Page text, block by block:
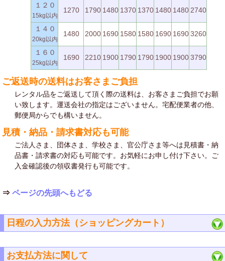
１２０
15kg以内
1270 1790 1480 1370 1370 1480 1480 2740
１４０
20kg以内
1480 2000 1690 1580 1580 1690 16903260
１６０
25kg以内
1690 2210 1900 1790 1790 1900 19003790
ご返送時の送料はお客さまご負担
レンタル品をご返送して頂く際の送料は、お客さまご負担でお願
い致します。運送会社の指定はございません。宅配便業者の他、
郵便局からでも構いません。
見積・納品・請求書対応も可能
ご法人さま、団体さま、学校さま、官公庁さま等へは見積書・納
品書・請求書の対応も可能です。お気軽にお申し付け下さい。ご
入金確認後の領収書発行も可能です。
⇒ページの先頭へもどる
日程の入力方法（ショッピングカート）
お支払方法に関して